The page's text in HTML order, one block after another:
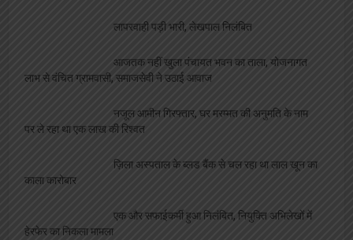
लापरवाही पड़ी भारी, लेखपाल निलंबित
आजतक नहीं खुला पंचायत भवन का ताला, योजनागत
लाभ से वंचित ग्रामवासी, समाजसेवी ने उठाई आवाज
नजूल आमीन गिरफ्तार, घर मरम्मत की अनुमति के नाम
पर ले रहा था एक लाख की रिश्वत
ज़िला अस्पताल के ब्लड बैंक से चल रहा था लाल खून का
काला कारोबार
एक और सफाईकर्मी हुआ निलंबित, नियुक्ति अभिलेखों में
हेरफेर का निकला मामला